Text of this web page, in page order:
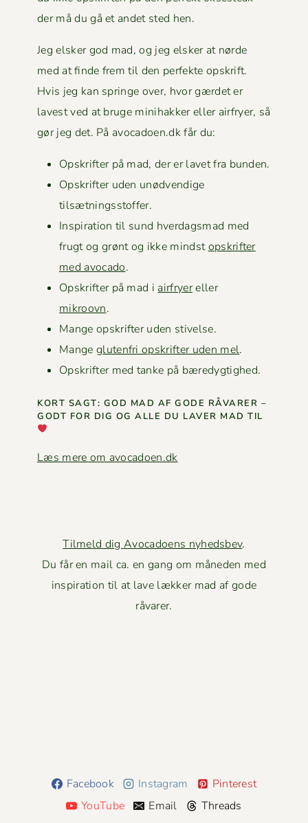
der må du gå et andet sted hen.
Jeg elsker god mad, og jeg elsker at nørde
med at finde frem til den per­fek­te opskrift.
Hvis jeg kan springe over, hvor gærdet er
lavest ved at bruge mini­hakker eller air­fry­er, så
gør jeg det. På avocadoen.dk får du:
Opskrifter på mad, der er lavet fra bunden.
Opskrifter uden unød­vendi­ge
tilsætningsstoffer.
Inspi­ra­tion til sund hverdags­mad med
frugt og grønt og ikke mindstopskrifter
med avo­ca­do.
Opskrifter på mad i air­fry­ereller
mikroovn.
Mange opskrifter uden stivelse.
Mange gluten­fri opskrifter uden mel.
Opskrifter med tanke på bæredygtighed.
KORT SAGT: GOD MAD AF GODE RÅVAR­ER –
GODT FOR DIG OG ALLE DU LAVER MAD TIL
Læs mere om avocadoen.dk
Tilmeld dig Avocadoens nyhedsbev.
Du får en mail ca. en gang om måneden med
inspiration til at lave lækker mad af gode
råvarer.
Facebook Instagram
Pinterest
YouTube
Email Threads